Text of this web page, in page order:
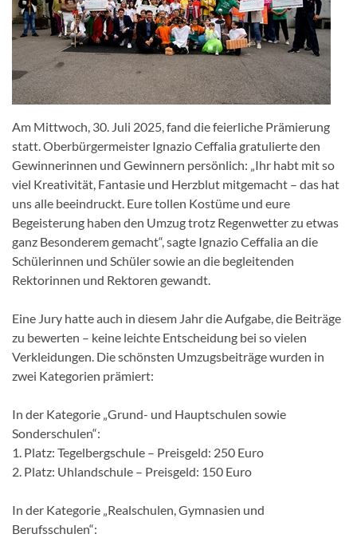
Am Mittwoch, 30. Juli 2025, fand die feierliche Prämierung
statt. Oberbürgermeister Ignazio Ceffalia gratulierte den
Gewinnerinnen und Gewinnern persönlich: „Ihr habt mit so
viel Kreativität, Fantasie und Herzblut mitgemacht – das hat
uns alle beeindruckt. Eure tollen Kostüme und eure
Begeisterung haben den Umzug trotz Regenwetter zu etwas
ganz Besonderem gemacht“, sagte Ignazio Ceffalia an die
Schülerinnen und Schüler sowie an die begleitenden
Rektorinnen und Rektoren gewandt.
Eine Jury hatte auch in diesem Jahr die Aufgabe, die Beiträge
zu bewerten – keine leichte Entscheidung bei so vielen
Verkleidungen. Die schönsten Umzugsbeiträge wurden in
zwei Kategorien prämiert:
In der Kategorie „Grund- und Hauptschulen sowie
Sonderschulen“:
1. Platz: Tegelbergschule – Preisgeld: 250 Euro
2. Platz: Uhlandschule – Preisgeld: 150 Euro
In der Kategorie „Realschulen, Gymnasien und
Berufsschulen“: